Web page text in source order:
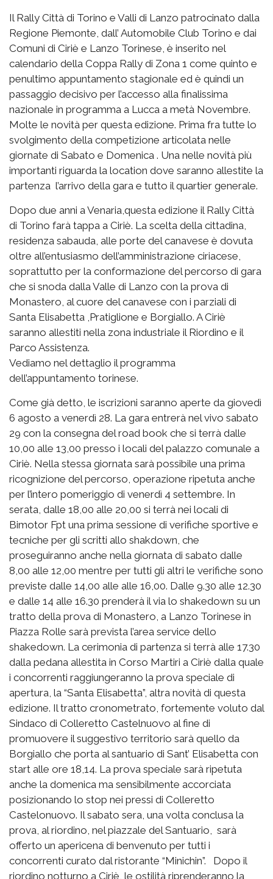
Il Rally Città di Torino e Valli di Lanzo patrocinato dalla
Regione Piemonte, dall’ Automobile Club Torino e dai
Comuni di Ciriè e Lanzo Torinese, è inserito nel
calendario della Coppa Rally di Zona 1 come quinto e
penultimo appuntamento stagionale ed è quindi un
passaggio decisivo per l’accesso alla finalissima
nazionale in programma a Lucca a metà Novembre.
Molte le novità per questa edizione. Prima fra tutte lo
svolgimento della competizione articolata nelle
giornate di Sabato e Domenica . Una nelle novità più
importanti riguarda la location dove saranno allestite la
partenza l’arrivo della gara e tutto il quartier generale.
Dopo due anni a Venaria,questa edizione il Rally Città
di Torino farà tappa a Ciriè. La scelta della cittadina,
residenza sabauda, alle porte del canavese è dovuta
oltre all’entusiasmo dell’amministrazione ciriacese,
soprattutto per la conformazione del percorso di gara
che si snoda dalla Valle di Lanzo con la prova di
Monastero, al cuore del canavese con i parziali di
Santa Elisabetta ,Pratiglione e Borgiallo. A Ciriè
saranno allestiti nella zona industriale il Riordino e il
Parco Assistenza.
Vediamo nel dettaglio il programma
dell’appuntamento torinese.
Come già detto, le iscrizioni saranno aperte da giovedì
6 agosto a venerdì 28. La gara entrerà nel vivo sabato
29 con la consegna del road book che si terrà dalle
10,00 alle 13,00 presso i locali del palazzo comunale a
Ciriè. Nella stessa giornata sarà possibile una prima
ricognizione del percorso, operazione ripetuta anche
per l’intero pomeriggio di venerdì 4 settembre. In
serata, dalle 18,00 alle 20,00 si terrà nei locali di
Bimotor Fpt una prima sessione di verifiche sportive e
tecniche per gli scritti allo shakdown, che
proseguiranno anche nella giornata di sabato dalle
8,00 alle 12,00 mentre per tutti gli altri le verifiche sono
previste dalle 14,00 alle alle 16,00. Dalle 9.30 alle 12.30
e dalle 14 alle 16.30 prenderà il via lo shakedown su un
tratto della prova di Monastero, a Lanzo Torinese in
Piazza Rolle sarà prevista l’area service dello
shakedown. La cerimonia di partenza si terrà alle 17.30
dalla pedana allestita in Corso Martiri a Ciriè dalla quale
i concorrenti raggiungeranno la prova speciale di
apertura, la “Santa Elisabetta”, altra novità di questa
edizione. Il tratto cronometrato, fortemente voluto dal
Sindaco di Colleretto Castelnuovo al fine di
promuovere il suggestivo territorio sarà quello da
Borgiallo che porta al santuario di Sant’ Elisabetta con
start alle ore 18,14. La prova speciale sarà ripetuta
anche la domenica ma sensibilmente accorciata
posizionando lo stop nei pressi di Colleretto
Castelonuovo. Il sabato sera, una volta conclusa la
prova, al riordino, nel piazzale del Santuario, sarà
offerto un apericena di benvenuto per tutti i
concorrenti curato dal ristorante “Minichin”. Dopo il
riordino notturno a Ciriè, le ostilità riprenderanno la